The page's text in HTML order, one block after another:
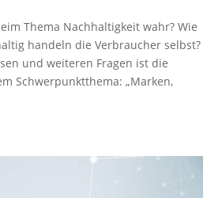
Thema Nachhaltigkeit wahr? Wie
handeln die Verbraucher selbst?
und weiteren Fragen ist die
Schwerpunktthema: „Marken,